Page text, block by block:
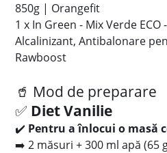
850g | Orangefit
1 x In Green - Mix Verde
Alcalinizant, Antibalonare
Rawboost
🥤 Mod de preparare
✅ Diet Vanilie
✔️ Pentru a înlocui o masă
➡️ 2 măsuri + 300 ml apă (65